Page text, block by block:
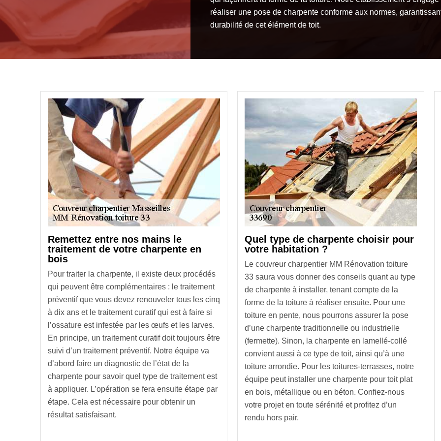
réaliser une pose de charpente conforme aux normes,
durabilité de cet élément de toit.
Remettez entre nos mains le
traitement de votre charpente en
bois
Pour traiter la charpente, il existe deux procédés
qui peuvent être complémentaires : le traitement
préventif que vous devez renouveler tous les cinq
à dix ans et le traitement curatif qui est à faire si
l’ossature est infestée par les œufs et les larves.
En principe, un traitement curatif doit toujours être
suivi d’un traitement préventif. Notre équipe va
d’abord faire un diagnostic de l’état de la
charpente pour savoir quel type de traitement est
à appliquer. L’opération se fera ensuite étape par
étape. Cela est nécessaire pour obtenir un
résultat satisfaisant.
Quel type de charpente choisir pour
votre habitation ?
Le couvreur charpentier MM Rénovation toiture
33 saura vous donner des conseils quant au type
de charpente à installer, tenant compte de la
forme de la toiture à réaliser ensuite. Pour une
toiture en pente, nous pourrons assurer la pose
d’une charpente traditionnelle ou industrielle
(fermette). Sinon, la charpente en lamellé-collé
convient aussi à ce type de toit, ainsi qu’à une
toiture arrondie. Pour les toitures-terrasses, notre
équipe peut installer une charpente pour toit plat
en bois, métallique ou en béton. Confiez-nous
votre projet en toute sérénité et profitez d’un
rendu hors pair.